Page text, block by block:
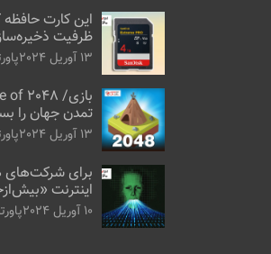
ظرفیت
13 آوریل 2024
تمدن جهان را
13 آوریل 2024
برای
اینترنت
10 آوریل 2024